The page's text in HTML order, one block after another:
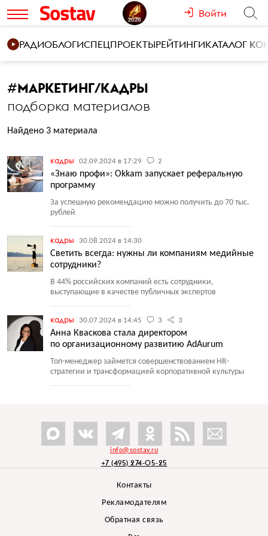
Войти
РАДИОБЛОГИСПЕЦПРОЕКТЫРЕЙТИНГИКАТАЛОГ
#МАРКЕТИНГ/КАДРЫ
подборка материалов
Найдено 3 материала
кадры 02.09.2024 в 17:29 2
«Знаю профи»: Okkam запускает реферальную
программу
За успешную рекомендацию можно получить до 70 тыс.
рублей
кадры 30.08.2024 в 14:30
Светить всегда: нужны ли компаниям медийные
сотрудники?
В 44% российских компаний есть сотрудники,
выступающие в качестве публичных экспертов
кадры 30.07.2024 в 14:45 3 3
Анна Кваскова стала директором
по организационному развитию AdAurum
Топ-менеджер займется совершенствованием HR-
стратегии и трансформацией корпоративной культуры
info@sostav.ru
+7 (495) 274-05-25
Контакты
Рекламодателям
Обратная связь